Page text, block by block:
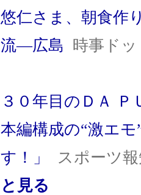
悠仁さま、朝食作
流―広島 時事ド
３０年目のＤＡ
本編構成の“激エ
す！」
スポーツ
と見る